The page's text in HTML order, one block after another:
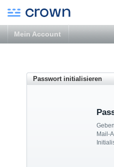
Passwort initialisieren
Mail-
Mein Account